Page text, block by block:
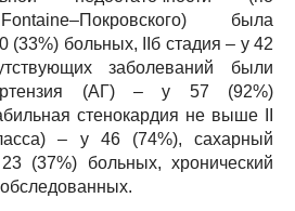
была
(33%) больных, IIб стадия – у 42
заболеваний были
(АГ) – у 57 (92%)
стенокардия не выше II
– у 46 (74%), сахарный
(37%) больных, хронический
обследованных.